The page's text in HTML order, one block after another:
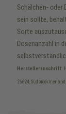
Schälchen-
sein sollte,
Sorte
Dosenanzahl in
Herstelleranschrift:
26624,